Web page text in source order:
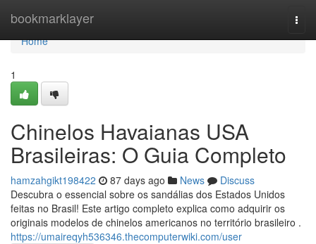
bookmarklayer
Home
Home
1
Chinelos Havaianas USA
Brasileiras: O Guia Completo
hamzahgikt198422 87 days ago News
Discuss
Descubra o essencial sobre os sandálias dos Estados Unidos
feitas no Brasil! Este artigo completo explica como adquirir os
originais modelos de chinelos americanos no território brasileiro .
https://umaireqyh536346.thecomputerwiki.com/user